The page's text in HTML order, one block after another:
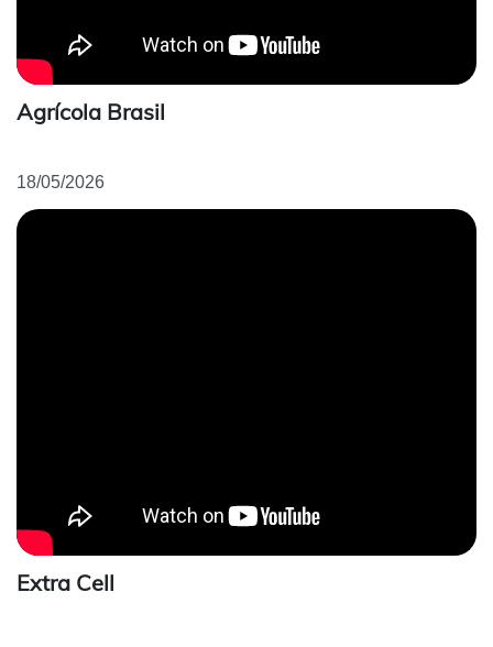
Agrícola Brasil
18/05/2026
Extra Cell